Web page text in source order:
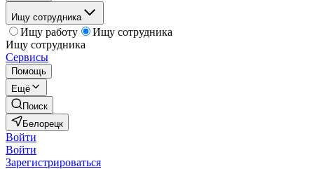
Ищу сотрудника
Ищу работу
Ищу сотрудника
Ищу сотрудника
Сервисы
Помощь
Ещё
Поиск
Белорецк
Войти
Войти
Зарегистрироваться